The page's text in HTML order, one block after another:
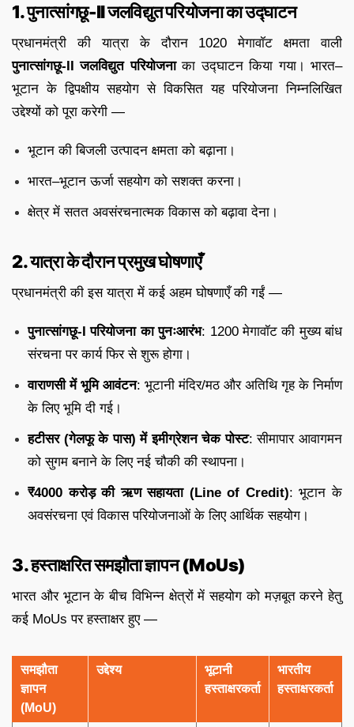
1. पुनात्सांगछू-II जलविद्युत परियोजना का उद्घाटन
प्रधानमंत्री की यात्रा के दौरान 1020 मेगावॉट क्षमता वाली
पुनात्सांगछू-II जलविद्युत परियोजनाका उद्घाटन किया गया। भारत–
भूटान के द्विपक्षीय सहयोग से विकसित यह परियोजना निम्नलिखित
उद्देश्यों को पूरा करेगी —
भूटान की बिजली उत्पादन क्षमता को बढ़ाना।
भारत–भूटान ऊर्जा सहयोग को सशक्त करना।
क्षेत्र में सतत अवसंरचनात्मक विकास को बढ़ावा देना।
2. यात्रा के दौरान प्रमुख घोषणाएँ
प्रधानमंत्री की इस यात्रा में कई अहम घोषणाएँ की गईं —
पुनात्सांगछू-I परियोजना का पुनःआरंभ: 1200 मेगावॉट की मुख्य बांध
संरचना पर कार्य फिर से शुरू होगा।
वाराणसी में भूमि आवंटन: भूटानी मंदिर/मठ और अतिथि गृह के निर्माण
के लिए भूमि दी गई।
हटीसर (गेलफू के पास) में इमीग्रेशन चेक पोस्ट: सीमापार आवागमन
को सुगम बनाने के लिए नई चौकी की स्थापना।
₹4000 करोड़ की ऋण सहायता (Line of Credit): भूटान के
अवसंरचना एवं विकास परियोजनाओं के लिए आर्थिक सहयोग।
3. हस्ताक्षरित समझौता ज्ञापन (MoUs)
भारत और भूटान के बीच विभिन्न क्षेत्रों में सहयोग को मज़बूत करने हेतु
कई MoUs पर हस्ताक्षर हुए —
समझौता
ज्ञापन
(MoU)
उद्देश्य
भूटानी
हस्ताक्षरकर्ता
भारतीय
हस्ताक्षरकर्ता